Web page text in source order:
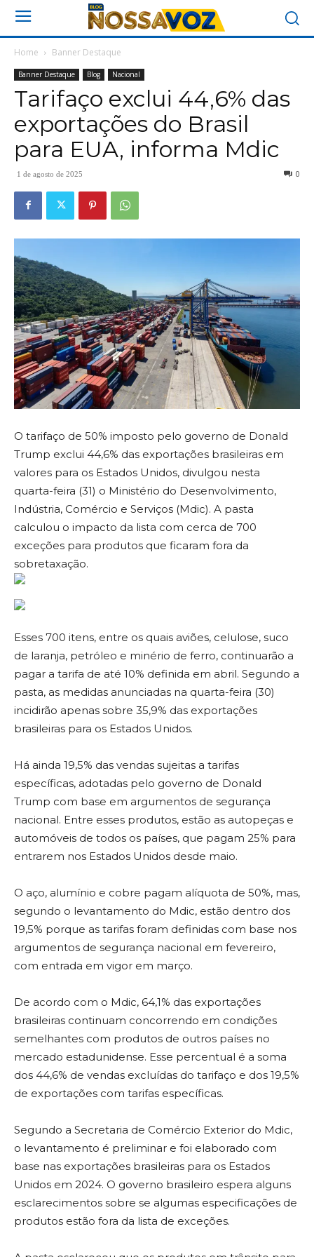
Home Banner Destaque
Banner Destaque Blog Nacional
Tarifaço exclui 44,6% das
exportações do Brasil
para EUA, informa Mdic
1 de agosto de 2025 0
O tarifaço de 50% imposto pelo governo de Donald
Trump exclui 44,6% das exportações brasileiras em
valores para os Estados Unidos, divulgou nesta
quarta-feira (31) o Ministério do Desenvolvimento,
Indústria, Comércio e Serviços (Mdic). A pasta
calculou o impacto da lista com cerca de 700
exceções para produtos que ficaram fora da
sobretaxação.
Esses 700 itens, entre os quais aviões, celulose, suco
de laranja, petróleo e minério de ferro, continuarão a
pagar a tarifa de até 10% definida em abril. Segundo a
pasta, as medidas anunciadas na quarta-feira (30)
incidirão apenas sobre 35,9% das exportações
brasileiras para os Estados Unidos.
Há ainda 19,5% das vendas sujeitas a tarifas
específicas, adotadas pelo governo de Donald
Trump com base em argumentos de segurança
nacional. Entre esses produtos, estão as autopeças e
automóveis de todos os países, que pagam 25% para
entrarem nos Estados Unidos desde maio.
O aço, alumínio e cobre pagam alíquota de 50%, mas,
segundo o levantamento do Mdic, estão dentro dos
19,5% porque as tarifas foram definidas com base nos
argumentos de segurança nacional em fevereiro,
com entrada em vigor em março.
De acordo com o Mdic, 64,1% das exportações
brasileiras continuam concorrendo em condições
semelhantes com produtos de outros países no
mercado estadunidense. Esse percentual é a soma
dos 44,6% de vendas excluídas do tarifaço e dos 19,5%
de exportações com tarifas específicas.
Segundo a Secretaria de Comércio Exterior do Mdic,
o levantamento é preliminar e foi elaborado com
base nas exportações brasileiras para os Estados
Unidos em 2024. O governo brasileiro espera alguns
esclarecimentos sobre se algumas especificações de
produtos estão fora da lista de exceções.